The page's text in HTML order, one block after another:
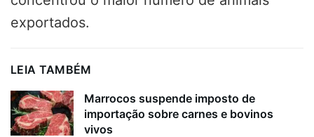
exportados.
LEIA TAMBÉM
Marrocos suspende imposto de
importação sobre carnes e bovinos
vivos